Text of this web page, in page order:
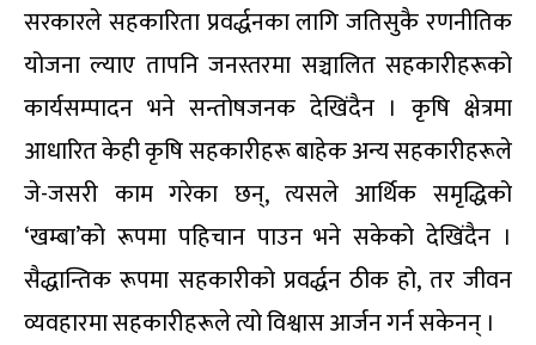
सरकारले सहकारिता प्रवर्द्धनका लागि जतिसुकै रणनीतिक
योजना ल्याए तापनि जनस्तरमा सञ्चालित सहकारीहरूको
कार्यसम्पादन भने सन्तोषजनक देखिंदैन । कृषि क्षेत्रमा
आधारित केही कृषि सहकारीहरू बाहेक अन्य सहकारीहरूले
जे-जसरी काम गरेका छन्, त्यसले आर्थिक समृद्धिको
‘खम्बा’को रूपमा पहिचान पाउन भने सकेको देखिंदैन ।
सैद्धान्तिक रूपमा सहकारीको प्रवर्द्धन ठीक हो, तर जीवन
व्यवहारमा सहकारीहरूले त्यो विश्वास आर्जन गर्न सकेनन् ।